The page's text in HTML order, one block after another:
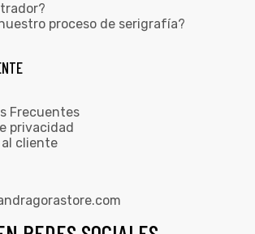
proceso de serigrafía?
Frecuentes
privacidad
cliente